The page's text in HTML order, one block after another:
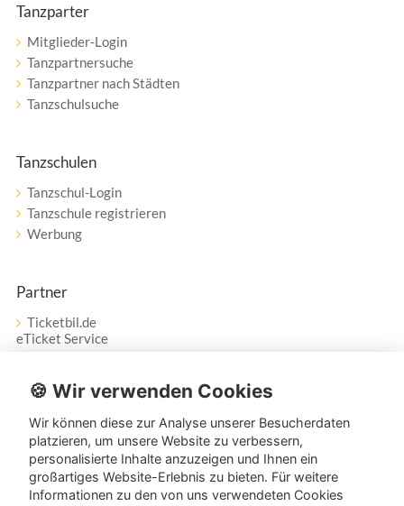
Tanzparter
Mitglieder-Login
Tanzpartnersuche
Tanzpartner nach Städten
Tanzschulsuche
Tanzschulen
Tanzschul-Login
Tanzschule registrieren
Werbung
Partner
Ticketbil.de
eTicket Service
Vertrag widerrufen
Service
Unser Tanzpartner-Service hilft Ihnen bei Fragen und
Anregungen gerne weiter!
🍪 Wir verwenden Cookies
Wir können diese zur Analyse unserer Besucherdaten
platzieren, um unsere Website zu verbessern,
personalisierte Inhalte anzuzeigen und Ihnen ein
großartiges Website-Erlebnis zu bieten. Für weitere
Informationen zu den von uns verwendeten Cookies